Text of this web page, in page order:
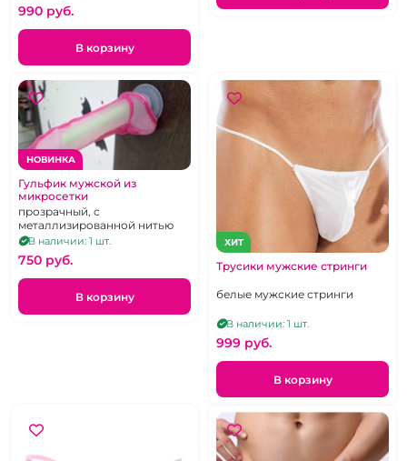
990 pуб.
В корзину
НОВИНКА
Гульфик мужской из
микросетки
прозрачный, с
металлизированной нитью
В наличии: 1 шт.
750 pуб.
В корзину
ХИТ
Трусики мужские стринги
белые мужские стринги
В наличии: 1 шт.
999 pуб.
В корзину